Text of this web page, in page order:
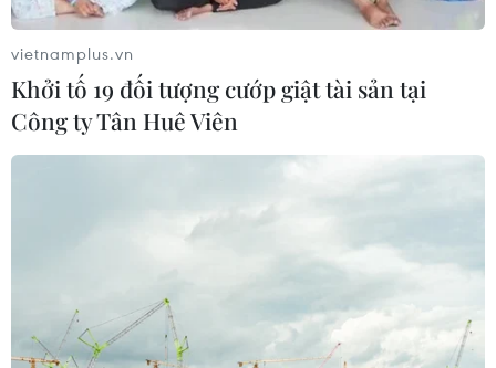
vietnamplus.vn
Khởi tố 19 đối tượng cướp giật tài sản tại
Công ty Tân Huê Viên